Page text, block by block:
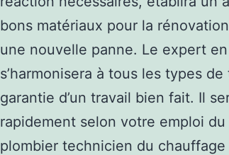
bons matériaux pour la
une nouvelle panne. Le expert
s’harmonisera à tous les types
garantie d’un travail bien fait. Il
rapidement selon votre emploi
plombier technicien du